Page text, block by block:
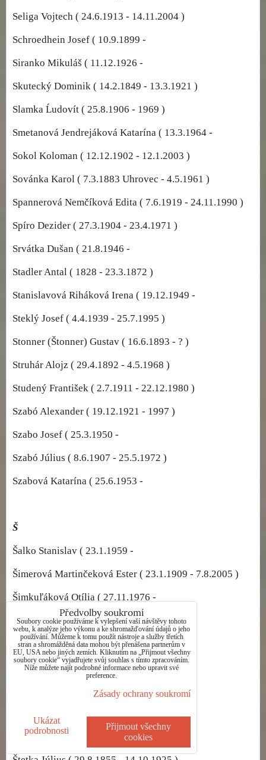
Seliga Vojtech ( 24.6.1913 - 14.11.2004 )
Schroedhein Josef ( 10.9.1899 -
Siranko Mikuláš ( 11.12.1926 -
Skutecký Dominik ( 14.2.1849 - 13.3.1921 )
Slamka Ĺudovít ( 25.8.1906 - 1969 )
Smetanová Jendrejáková Katarína ( 13.3.1964 -
Sokol Koloman ( 12.12.1902 - 12.1.2003 )
Sovánka Karol ( 7.3.1883 Uhrovec - 4.5.1961 )
Spannerová Nemčíková Edita ( 7.6.1919 - 24.11.1990 )
Spíro Dezider ( 27.3.1904 - 23.4.1971 )
Srvátka Dušan ( 21.8.1946 -
Stadler Antal ( 1828 - 23.3.1872 )
Stanislavová Riháková Irena ( 19.12.1949 -
Steklý Josef ( 4.4.1939 - 25.7.1995 )
Stonner (Štonner) Gustav ( 16.6.1893 - ? )
Struhár Alojz ( 29.4.1892 - 4.5.1968 )
Studený František ( 2.7.1911 - 22.12.1980 )
Szabó Alexander ( 19.12.1921 - 1997 )
Szabo Josef ( 25.3.1950 -
Szabó Július ( 8.6.1907 - 25.5.1972 )
Szabová Katarína ( 25.6.1953 -
Š
Šalko Stanislav ( 23.1.1959 -
Šimerová Martinčeková Ester ( 23.1.1909 - 7.8.2005 )
Šimkuľáková Otília ( 27.11.1976 -
Šípka Ján ( 3.1.1929 - 27.8.1999 )
Škatulár Juraj ( 12.3.1932 - 9.11.1997 )
Škovran Ladislav ( 1956 -
Špeník Miron ( 6.10.1959 -
Šťastný Ctibor ( 18.10.1884 - 5.12.1962 )
Předvolby soukromí
Soubory cookie používáme k vylepšení vaší návštěvy tohoto
webu, k analýze jeho výkonu a ke shromažďování údajů o jeho
používání. Můžeme k tomu použít nástroje a služby třetích
stran a shromážděná data mohou být přenášena partnerům v
EU, USA nebo jiných zemích. Kliknutím na „Přijmout všechny
soubory cookie“ vyjadřujete svůj souhlas s tímto zpracováním.
Níže můžete najít podrobné informace nebo upravit své
preference.
Zásady ochrany soukromí
Ukázat
podrobnosti
Přijmout všechny
cookies